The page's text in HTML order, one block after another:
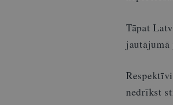
Tāpat
nedrīkst